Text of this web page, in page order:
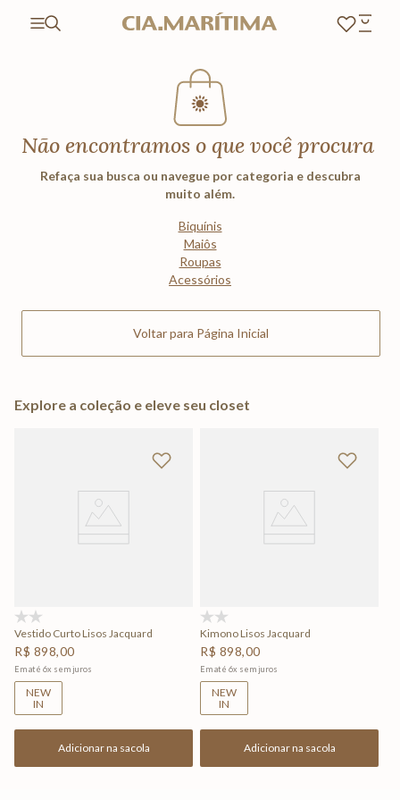
Não encontramos o que você procura
Refaça sua busca ou navegue por categoria e descubra
muito além.
Biquínis
Maiôs
Roupas
Acessórios
Voltar para Página Inicial
Explore a coleção e eleve seu closet
Vestido Curto Lisos Jacquard
R$ 898,00
Em até 6x sem juros
NEW
IN
Adicionar na sacola
Kimono Lisos Jacquard
R$ 898,00
Em até 6x sem juros
NEW
IN
Adicionar na sacola